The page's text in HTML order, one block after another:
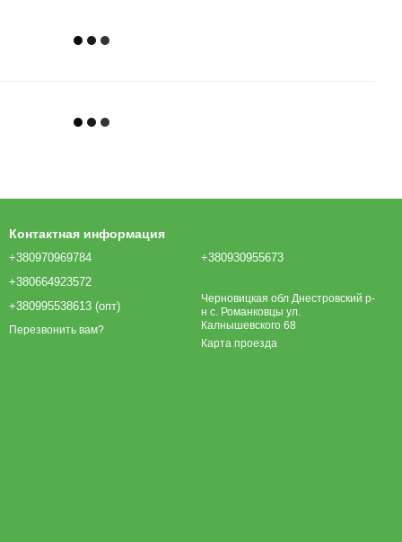
Контактная информация
+380970969784
+380664923572
+380995538613 (опт)
Перезвонить вам?
+380930955673
Черновицкая обл Днестровский р-
н с. Романковцы ул.
Калнышевского 68
Карта проезда